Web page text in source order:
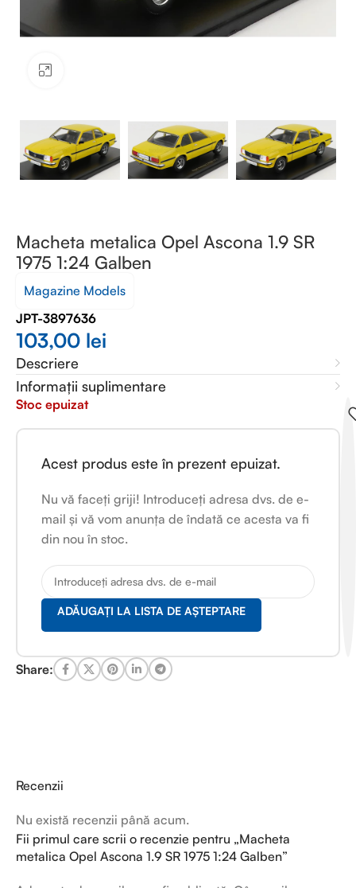
Macheta metalica Opel Ascona 1.9 SR
1975 1:24 Galben
Magazine Models
JPT-3897636
103,00 lei
Descriere
Informații suplimentare
Stoc epuizat
Acest produs este în prezent epuizat.
Nu vă faceți griji! Introduceți adresa dvs. de e-
mail și vă vom anunța de îndată ce acesta va fi
din nou în stoc.
ADĂUGAȚI LA LISTA DE AȘTEPTARE
Share:
Recenzii
Nu există recenzii până acum.
Fii primul care scrii o recenzie pentru „Macheta
metalica Opel Ascona 1.9 SR 1975 1:24 Galben”